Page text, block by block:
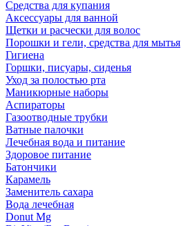
Средства для купания
Аксессуары для ванной
Щетки и расчески для волос
Порошки и гели, средства для мытья
Гигиена
Горшки, писуары, сиденья
Уход за полостью рта
Маникюрные наборы
Аспираторы
Газоотводные трубки
Ватные палочки
Лечебная вода и питание
Здоровое питание
Батончики
Карамель
Заменитель сахара
Вода лечебная
Donut Mg